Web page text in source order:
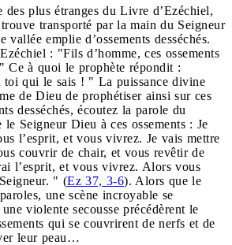
des plus étranges du Livre d’Ezéchiel,
transporté par la main du Seigneur
vallée emplie d’ossements desséchés.
: "Fils d’homme, ces ossements
Ce à quoi le prophète répondit :
toi qui le sais ! " La puissance divine
de Dieu de prophétiser ainsi sur ces
desséchés, écoutez la parole du
Seigneur Dieu à ces ossements : Je
l’esprit, et vous vivrez. Je vais mettre
couvrir de chair, et vous revêtir de
l’esprit, et vous vivrez. Alors vous
" (Ez 37, 3-6). Alors que le
une scène incroyable se
violente secousse précédèrent le
qui se couvrirent de nerfs et de
leur peau…